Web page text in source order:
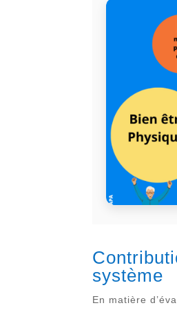
système
En matière